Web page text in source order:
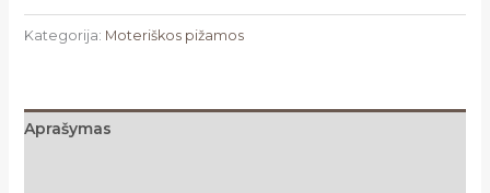
Kategorija: Moteriškos pižamos
Aprašymas